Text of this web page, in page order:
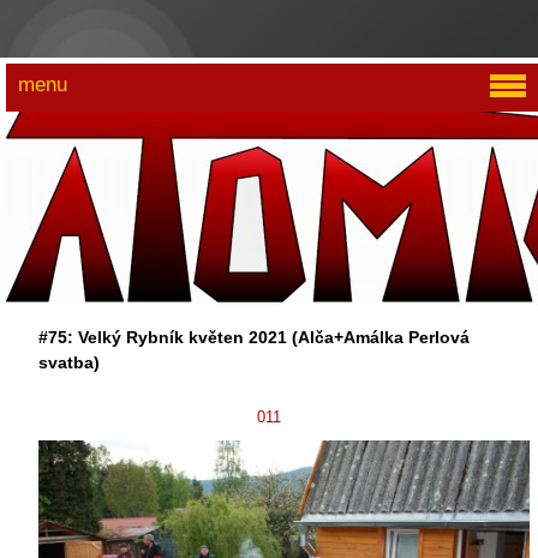
#75: Velký Rybník květen 2021 (Alča+Amálka Perlová
svatba)
011
menu